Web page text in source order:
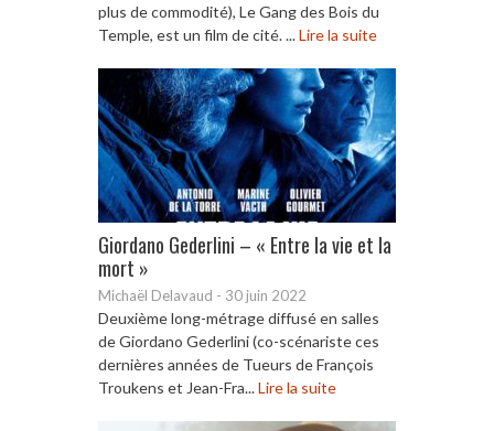
plus de commodité), Le Gang des Bois du
Temple, est un film de cité. ...Lire la suite
Giordano Gederlini – « Entre la vie et la
mort »
Michaël Delavaud - 30 juin 2022
Deuxième long-métrage diffusé en salles
de Giordano Gederlini (co-scénariste ces
dernières années de Tueurs de François
Troukens et Jean-Fra...Lire la suite